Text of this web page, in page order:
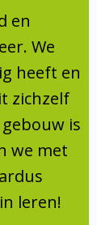
en
We
heeft en
zichzelf
is
we met
leren!